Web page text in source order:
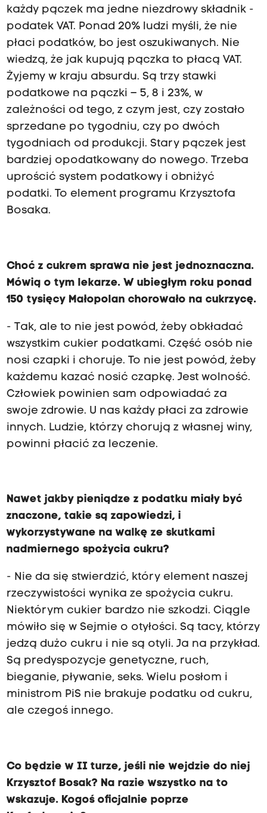
każdy pączek ma jedne niezdrowy składnik -
podatek VAT. Ponad 20% ludzi myśli, że nie
płaci podatków, bo jest oszukiwanych. Nie
wiedzą, że jak kupują pączka to płacą VAT.
Żyjemy w kraju absurdu. Są trzy stawki
podatkowe na pączki – 5, 8 i 23%, w
zależności od tego, z czym jest, czy zostało
sprzedane po tygodniu, czy po dwóch
tygodniach od produkcji. Stary pączek jest
bardziej opodatkowany do nowego. Trzeba
uprościć system podatkowy i obniżyć
podatki. To element programu Krzysztofa
Bosaka.
Choć z cukrem sprawa nie jest jednoznaczna.
Mówią o tym lekarze. W ubiegłym roku ponad
150 tysięcy Małopolan chorowało na cukrzycę.
- Tak, ale to nie jest powód, żeby obkładać
wszystkim cukier podatkami. Część osób nie
nosi czapki i choruje. To nie jest powód, żeby
każdemu kazać nosić czapkę. Jest wolność.
Człowiek powinien sam odpowiadać za
swoje zdrowie. U nas każdy płaci za zdrowie
innych. Ludzie, którzy chorują z własnej winy,
powinni płacić za leczenie.
Nawet jakby pieniądze z podatku miały być
znaczone, takie są zapowiedzi, i
wykorzystywane na walkę ze skutkami
nadmiernego spożycia cukru?
- Nie da się stwierdzić, który element naszej
rzeczywistości wynika ze spożycia cukru.
Niektórym cukier bardzo nie szkodzi. Ciągle
mówiło się w Sejmie o otyłości. Są tacy, którzy
jedzą dużo cukru i nie są otyli. Ja na przykład.
Są predyspozycje genetyczne, ruch,
bieganie, pływanie, seks. Wielu posłom i
ministrom PiS nie brakuje podatku od cukru,
ale czegoś innego.
Co będzie w II turze, jeśli nie wejdzie do niej
Krzysztof Bosak? Na razie wszystko na to
wskazuje. Kogoś oficjalnie poprze